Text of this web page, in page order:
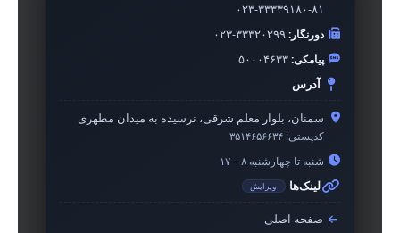
۰۲۳-۳۳۳۳۹۱۸۰-۸۱
دورنگار:۰۲۳-۳۳۳۲۰۲۹۹
پیامکی:۵۰۰۰۴۶۳۳
آدرس
سمنان، بلوار معلم شرقی، نرسیده به میدان مطهری
کدپستی: ۳۵۱۴۶۵۶۶۳۴
شنبه تا چهارشنبه ۸ – ۱۷
لینک‌ها ویرایش
صفحه اصلی